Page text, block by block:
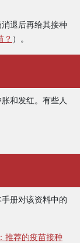
退后再给其接种
？ ‬）。
和发红。有些人
册对该资料中的
推荐的疫苗接种